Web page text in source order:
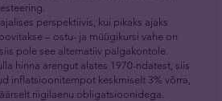
perspektiivis, kui pikaks ajaks
– ostu- ja müügikursi vahe on
pole see alternatiiv palgakontole.
hinna arengut alates 1970-ndatest, siis
inflatsioonitempot keskmiselt 3% võrra,
riigilaenu obligatsioonidega.